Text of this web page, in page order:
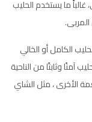
ما يستخدم الحليب
الكامل أو الخالي
آمنًا وثابتًا من الناحية
الأخرى ، مثل الشاي